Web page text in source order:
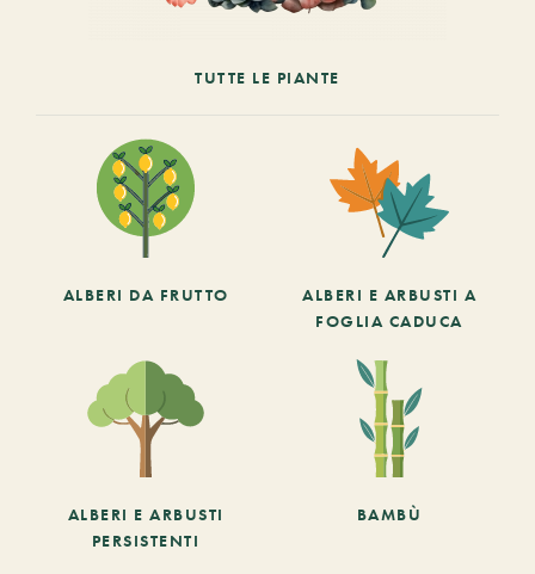
TUTTE LE PIANTE
ALBERI DA FRUTTO
ALBERI E ARBUSTI A
FOGLIA CADUCA
ALBERI E ARBUSTI
PERSISTENTI
BAMBÙ